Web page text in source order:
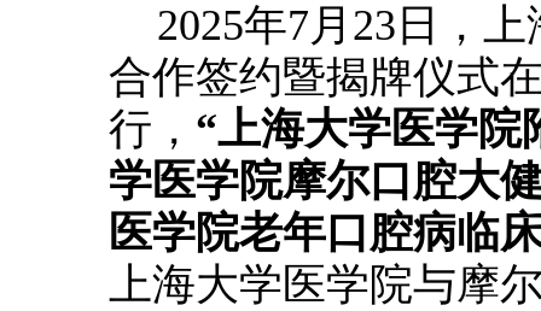
2025年7月23日，
合作签约暨揭牌仪式
行， “上海大学医学院
学医学院摩尔口腔大
医学院老年口腔病临
上海大学医学院与摩